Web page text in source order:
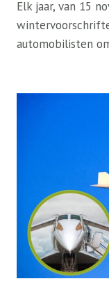
Elk jaar, van 15
automobilisten